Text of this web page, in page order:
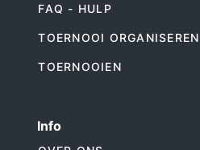
FAQ - HULP
TOERNOOI ORGANISEREN
TOERNOOIEN
Info